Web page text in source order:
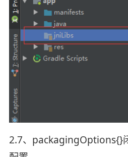
2.7、packagingOptions{}